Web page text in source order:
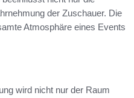
der Zuschauer. Die
Atmosphäre eines Events
wird nicht nur der Raum